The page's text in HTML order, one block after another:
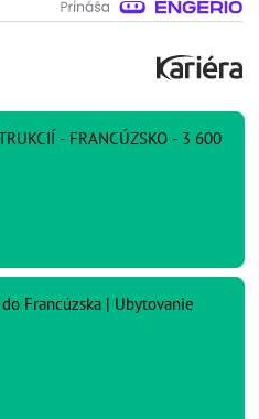
- FRANCÚZSKO - 3 600
Francúzska | Ubytovanie